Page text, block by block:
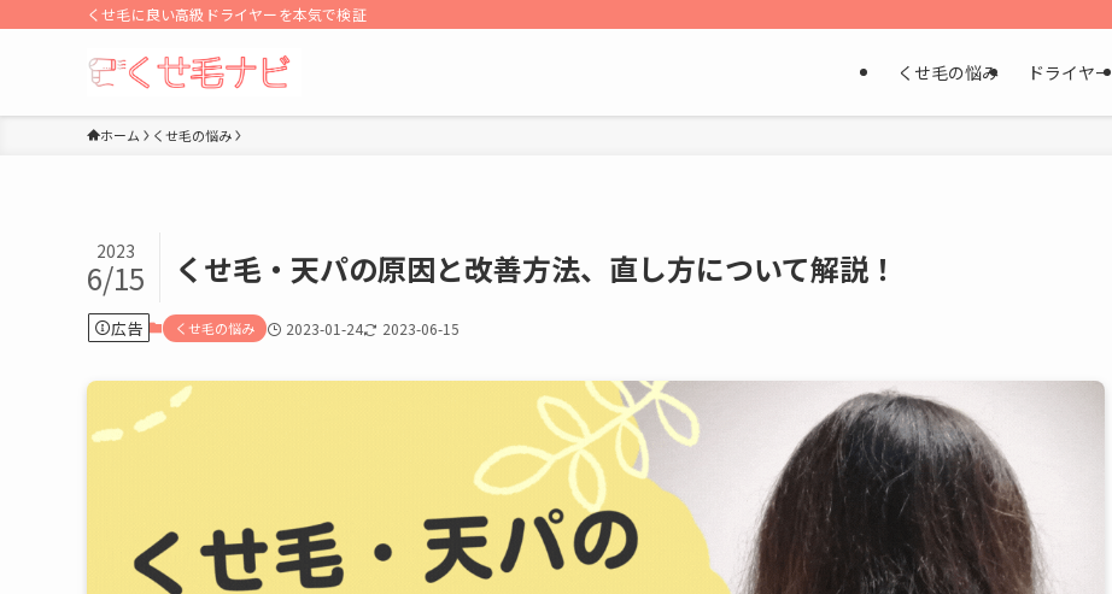
くせ毛に良い高級ドライヤーを本気で検証
くせ毛の悩み ドライヤー
ホーム くせ毛の悩み
くせ毛・天パの原因と改善方法、直し方について解説！
2023
6/15
広告 くせ毛の悩み 2023-01-24 2023-06-15